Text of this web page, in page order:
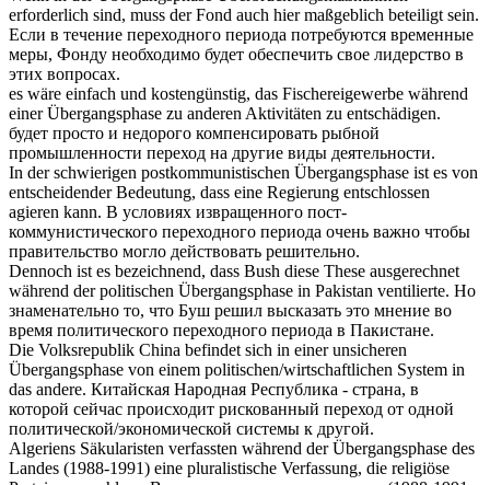
erforderlich sind, muss der Fond auch hier maßgeblich beteiligt sein.
Если в течение переходного периода потребуются временные
меры, Фонду необходимо будет обеспечить свое лидерство в
этих вопросах.
es wäre einfach und kostengünstig, das Fischereigewerbe während
einerÜbergangsphase zu anderen Aktivitäten zu entschädigen.
будет просто и недорого компенсировать рыбной
промышленности переход на другие виды деятельности.
In der schwierigen postkommunistischen Übergangsphase ist es von
entscheidender Bedeutung, dass eine Regierung entschlossen
agieren kann. В условиях извращенного пост-
коммунистического переходного периода очень важно чтобы
правительство могло действовать решительно.
Dennoch ist es bezeichnend, dass Bush diese These ausgerechnet
während der politischen Übergangsphase in Pakistan ventilierte. Но
знаменательно то, что Буш решил высказать это мнение во
время политического переходного периода в Пакистане.
Die Volksrepublik China befindet sich in einer unsicheren
Übergangsphase von einem politischen/wirtschaftlichen System in
das andere. Китайская Народная Республика - страна, в
которой сейчас происходит рискованный переход от одной
политической/экономической системы к другой.
Algeriens Säkularisten verfassten während derÜbergangsphase des
Landes (1988-1991) eine pluralistische Verfassung, die religiöse